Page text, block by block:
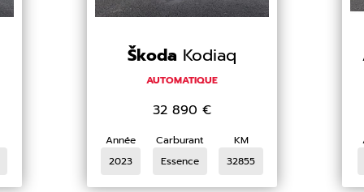
Škoda Kodiaq
AUTOMATIQUE
32 890 €
Année
2023
Carburant
Essence
KM
32855